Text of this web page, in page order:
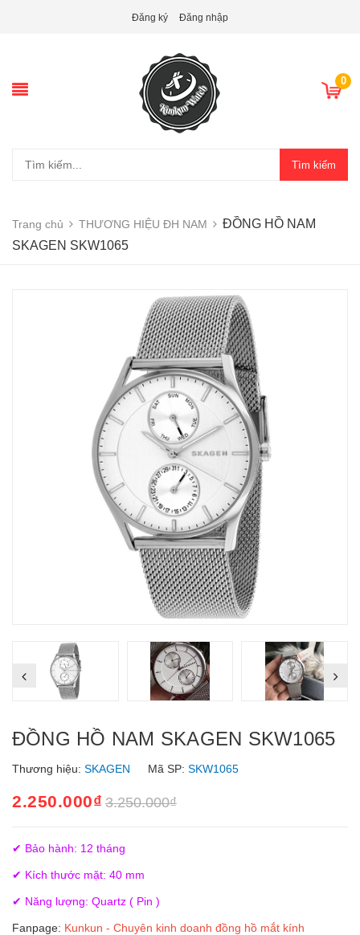
Đăng ký Đăng nhập
0
Tìm kiếm
Trang chủ THƯƠNG HIỆU ĐH NAM
ĐỒNG HỒ NAM
SKAGEN SKW1065
ĐỒNG HỒ NAM SKAGEN SKW1065
Thương hiệu: SKAGEN Mã SP: SKW1065
2.250.000₫ 3.250.000₫
✔ Bảo hành: 12 tháng
✔ Kích thước mặt: 40 mm
✔ Năng lượng: Quartz ( Pin )
Fanpage: Kunkun - Chuyên kinh doanh đồng hồ mắt kính